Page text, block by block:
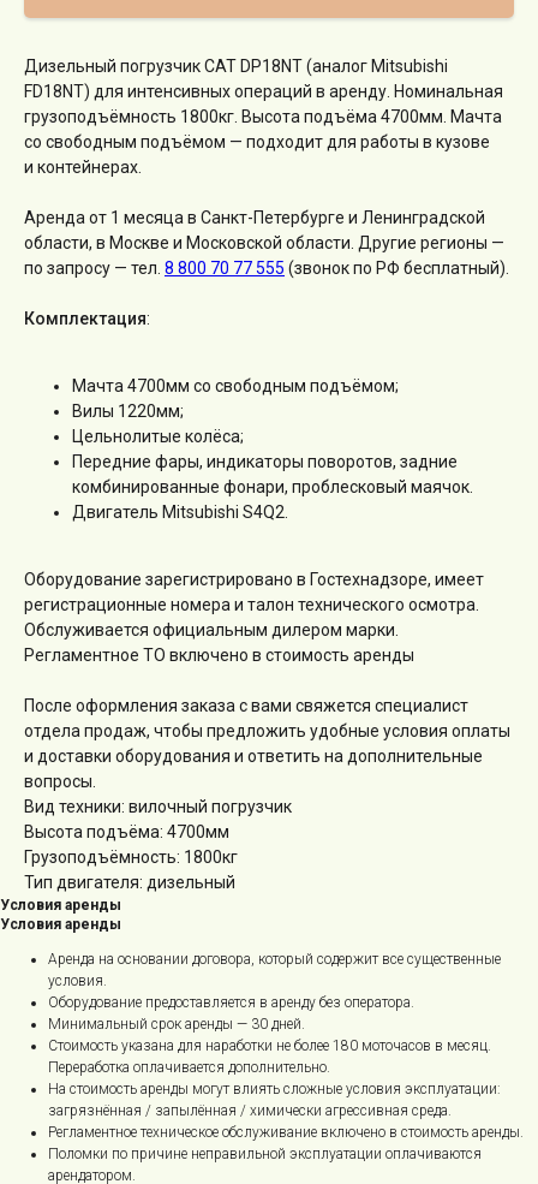
Дизельный погрузчик CAT DP18NT (аналог Mitsubishi
FD18NT) для интенсивных операций в аренду. Номинальная
грузоподъёмность 1800кг. Высота подъёма 4700мм. Мачта
со свободным подъёмом — подходит для работы в кузове
и контейнерах.
Аренда от 1 месяца в Санкт-Петербурге и Ленинградской
области, в Москве и Московской области. Другие регионы —
по запросу — тел. 8 800 70 77 555 (звонок по РФ бесплатный).
Комплектация:
Мачта 4700мм со свободным подъёмом;
Вилы 1220мм;
Цельнолитые колёса;
Передние фары, индикаторы поворотов, задние
комбинированные фонари, проблесковый маячок.
Двигатель Mitsubishi S4Q2.
Оборудование зарегистрировано в Гостехнадзоре, имеет
регистрационные номера и талон технического осмотра.
Обслуживается официальным дилером марки.
Регламентное ТО включено в стоимость аренды
После оформления заказа с вами свяжется специалист
отдела продаж, чтобы предложить удобные условия оплаты
и доставки оборудования и ответить на дополнительные
вопросы.
Вид техники: вилочный погрузчик
Высота подъёма: 4700мм
Грузоподъёмность: 1800кг
Тип двигателя: дизельный
Условия аренды
Условия аренды
Аренда на основании договора, который содержит все существенные
условия.
Оборудование предоставляется в аренду без оператора.
Минимальный срок аренды — 30 дней.
Стоимость указана для наработки не более 180 моточасов в месяц.
Переработка оплачивается дополнительно.
На стоимость аренды могут влиять сложные условия эксплуатации:
загрязнённая / запылённая / химически агрессивная среда.
Регламентное техническое обслуживание включено в стоимость аренды.
Поломки по причине неправильной эксплуатации оплачиваются
арендатором.